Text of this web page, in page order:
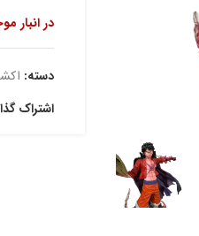
در انبار
دسته:
اشتراک